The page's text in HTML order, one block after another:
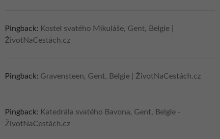
Pingback: Kostel svatého Mikuláše, Gent, Belgie |
ŽivotNaCestách.cz
Pingback: Gravensteen, Gent, Belgie | ŽivotNaCestách.cz
Pingback: Katedrála svatého Bavona, Gent, Belgie -
ŽivotNaCestách.cz